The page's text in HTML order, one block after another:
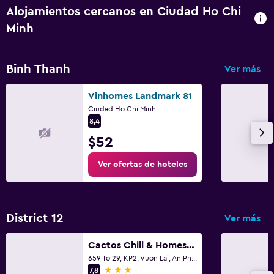
Actividades
Tienda de regalos
Salón de belleza
Salud y seguridad
Cámaras CCTV en zonas comunes
Cámaras CCTV en el exterior
Seguridad las 24 horas
Alojamientos cercanos en Ciudad Ho Chi
Minh
Binh Thanh Ver más
Vinhomes Landmark 81
Ciudad Ho Chi Minh
8,4
$52
Ver ofertas de hoteles
District 12 Ver más
Cactos Chill & Homestay
7,8
3 estrellas